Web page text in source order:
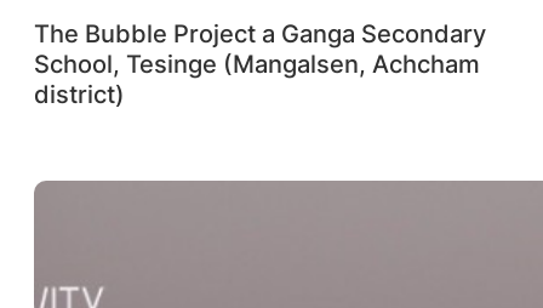
The Bubble Project a Ganga Secondary
School, Tesinge (Mangalsen, Achcham
district)